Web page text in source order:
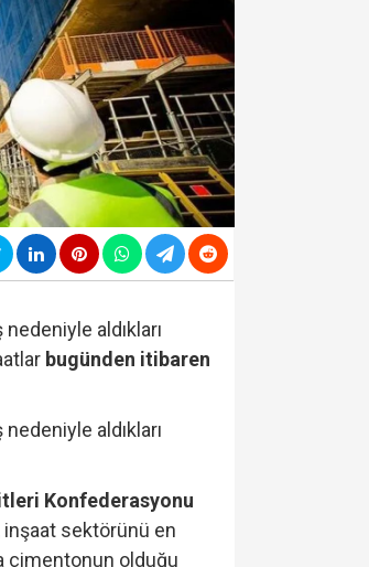
mutlu son!
soruşturması... Veli Ağbaba'nın
mide bulandıran
aldıkları
bugünden itibaren
aldıkları
Konfederasyonu
inşaat sektörünü en
çimentonun olduğu